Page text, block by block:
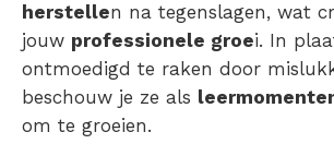
herstellen na tegenslagen, wat
jouw professionele groei. In
ontmoedigd te raken door
beschouw je ze als
om te groeien.